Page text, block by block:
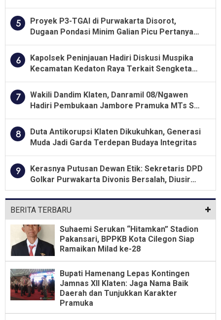
5
Proyek P3-TGAI di Purwakarta Disorot,
Dugaan Pondasi Minim Galian Picu Pertanyaan
6
Kapolsek Peninjauan Hadiri Diskusi Muspika
Kecamatan Kedaton Raya Terkait Sengketa
7
Wakili Dandim Klaten, Danramil 08/Ngawen
Hadiri Pembukaan Jambore Pramuka MTs Se-
8
Duta Antikorupsi Klaten Dikukuhkan, Generasi
Muda Jadi Garda Terdepan Budaya Integritas
9
Kerasnya Putusan Dewan Etik: Sekretaris DPD
Golkar Purwakarta Divonis Bersalah, Diusir
Dari Jabatan Selama Empat Tahun
BERITA TERBARU
Suhaemi Serukan “Hitamkan” Stadion
Pakansari, BPPKB Kota Cilegon Siap
Ramaikan Milad ke-28
Bupati Hamenang Lepas Kontingen
Jamnas XII Klaten: Jaga Nama Baik
Daerah dan Tunjukkan Karakter
Pramuka